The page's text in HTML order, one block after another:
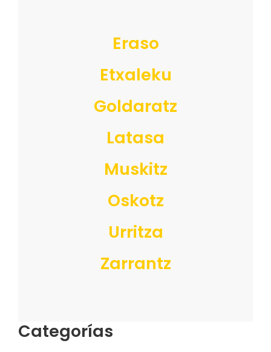
Eraso
Etxaleku
Goldaratz
Latasa
Muskitz
Oskotz
Urritza
Zarrantz
Categorías